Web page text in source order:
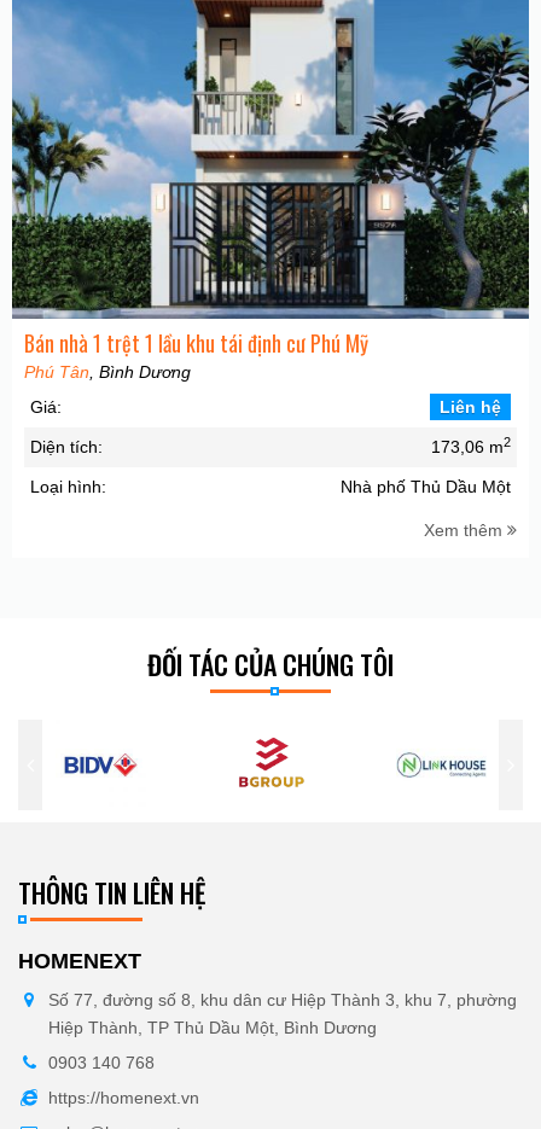
Bán nhà 1 trệt 1 lầu khu tái định cư Phú Mỹ
Phú Tân , Bình Dương
Giá:
Liên hệ
Diện tích: 173,06 m2
Loại hình: Nhà phố Thủ Dầu Một
Xem thêm
ĐỐI TÁC CỦA CHÚNG TÔI
THÔNG TIN LIÊN HỆ
HOMENEXT
Số 77, đường số 8, khu dân cư Hiệp Thành 3, khu 7, phường
Hiệp Thành, TP Thủ Dầu Một, Bình Dương
0903 140 768
https://homenext.vn